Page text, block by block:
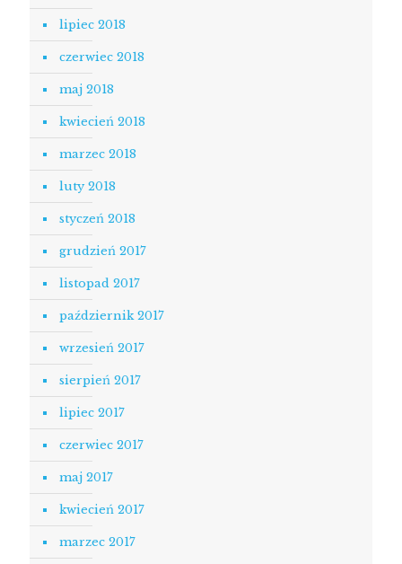
lipiec 2018
czerwiec 2018
maj 2018
kwiecień 2018
marzec 2018
luty 2018
styczeń 2018
grudzień 2017
listopad 2017
październik 2017
wrzesień 2017
sierpień 2017
lipiec 2017
czerwiec 2017
maj 2017
kwiecień 2017
marzec 2017